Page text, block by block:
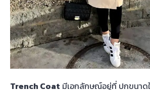
Trench Coat มีเอกลักษณ์อยู่ที่ ปกขนา